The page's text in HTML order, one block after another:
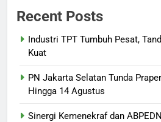
Recent Posts
Industri TPT Tumbuh Pesat,
Kuat
PN Jakarta Selatan Tunda
Hingga 14 Agustus
Sinergi Kemenekraf dan